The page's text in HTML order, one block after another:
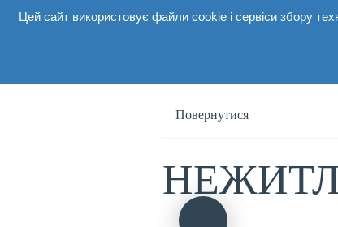
Цей сайт використовує файли cookie і сервіси збору
Про
Повернутися